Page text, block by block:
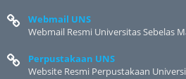
Webmail UNS
Webmail Resmi Universitas Sebelas
Perpustakaan UNS
Website Resmi Perpustakaan